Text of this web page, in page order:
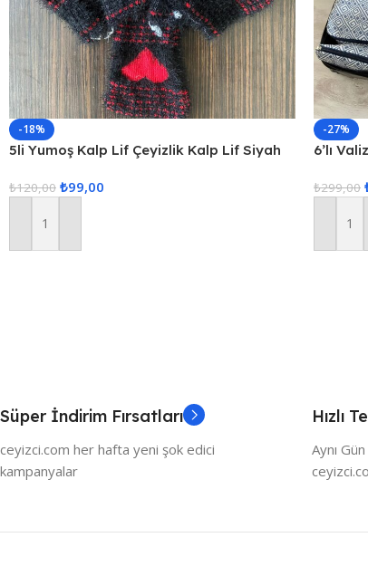
-18%
5li Yumoş Kalp Lif Çeyizlik Kalp Lif Siyah
₺120,00 ₺99,00
Sepete Ekle
-27%
6’lı
₺299,00
Sepete
Süper İndirim Fırsatları
ceyizci.com her hafta yeni şok edici
kampanyalar
Hızlı
Aynı